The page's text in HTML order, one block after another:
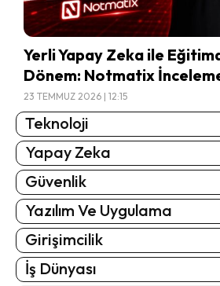
Yerli Yapay Zeka ile
Dönem: Notmatix
23 TEMMUZ 2026 | 12:15
Teknoloji
Yapay Zeka
Güvenlik
Yazılım Ve Uygulama
Girişimcilik
İş Dünyası